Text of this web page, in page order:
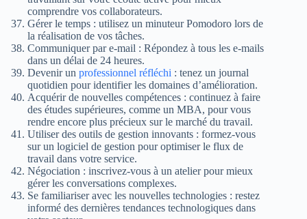
comprendre vos collaborateurs.
Gérer le temps : utilisez un minuteur Pomodoro lors de
la réalisation de vos tâches.
Communiquer par e-mail : Répondez à tous les e-mails
dans un délai de 24 heures.
Devenir un professionnel réfléchi : tenez un journal
quotidien pour identifier les domaines d’amélioration.
Acquérir de nouvelles compétences : continuez à faire
des études supérieures, comme un MBA, pour vous
rendre encore plus précieux sur le marché du travail.
Utiliser des outils de gestion innovants : formez-vous
sur un logiciel de gestion pour optimiser le flux de
travail dans votre service.
Négociation : inscrivez-vous à un atelier pour mieux
gérer les conversations complexes.
Se familiariser avec les nouvelles technologies : restez
informé des dernières tendances technologiques dans